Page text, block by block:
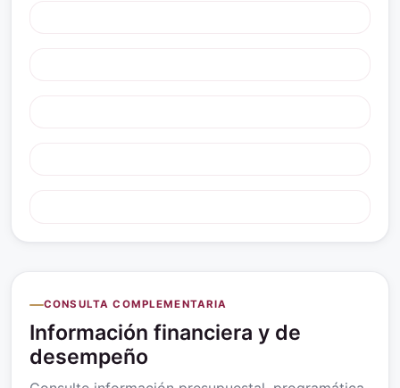
CONSULTA COMPLEMENTARIA
Información financiera y de
desempeño